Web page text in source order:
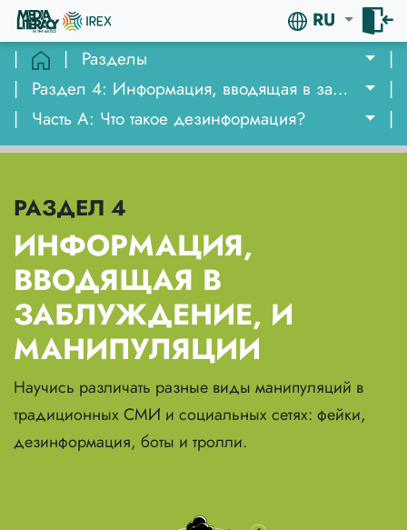
RU
|
| Разделы
|
|
Раздел 4: Информация, вводящая в заблуждение, и манипуляции
|
|
Часть A: Что такое дезинформация? |
РАЗДЕЛ 4
ИНФОРМАЦИЯ,
ВВОДЯЩАЯ В
ЗАБЛУЖДЕНИЕ, И
МАНИПУЛЯЦИИ
Научись различать разные виды манипуляций в
традиционных СМИ и социальных сетях: фейки,
дезинформация, боты и тролли.